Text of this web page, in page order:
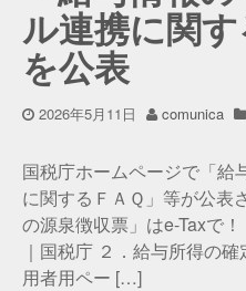
ル連携に関
を公表
2026年5月11日 comunica
国税庁ホームページで「給
に関するＦＡＱ」等が公表
の源泉徴収票」はe-Taxで
｜国税庁 ２．給与所得の
用者用ペー […]